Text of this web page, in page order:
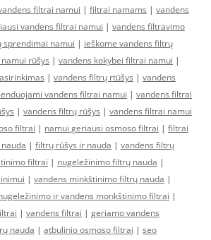
filtrai namui | filtrai namams | vandens
vandens filtrai namui | vandens filtravimo
sprendimai namui | ieškome vandens filtrų
rūšys | vandens kokybei filtrai namui |
| vandens filtrų rtūšys | vandens
vandens filtrai namui | vandens filtrai
| vandens filtrų rūšys | vandens filtrai namui
filtrai | namui geriausi osmoso filtrai | filtrai
| filtrų rūšys ir nauda | vandens filtrų
filtrai | nugeležinimo filtrų nauda |
| vandens minkštinimo filtrų nauda |
ir vandens monkštinimo filtrai |
| vandens filtrai | geriamo vandens
nauda | atbulinio osmoso filtrai | seo